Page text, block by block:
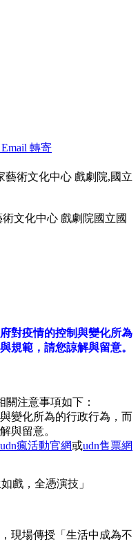
藝術文化中心 戲劇院,國立
文化中心 戲劇院國立國
對疫情的控制與變化所為
規範，請您諒解與留意。
注意事項如下：
變化所為的行政行為，而
與留意。
udn瘋活動官網或udn售票網
戲，全憑演技」
現場傳授「生活中成為不